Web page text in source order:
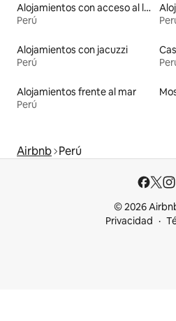
Alojamientos con acceso al lago
Perú
Alojamientos con jacuzzi
Perú
Alojamientos frente al mar
Perú
Airbnb Perú
© 2026
Privacidad